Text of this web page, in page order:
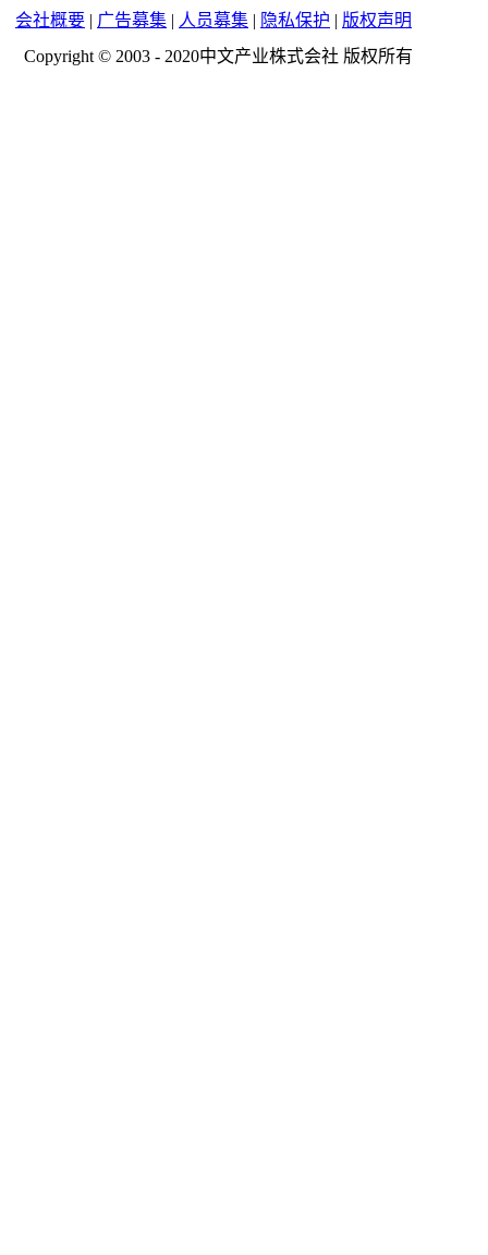
会社概要 | 广告募集 | 人员募集 | 隐私保护 | 版权声明
Copyright © 2003 - 2020中文产业株式会社 版权所有